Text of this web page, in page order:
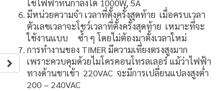
ใช้ไฟฟ้าทนกำลังได้ 1000W, 5A
มีหน่วยความจำ เวลาที่ตั้งครั้งสุดท้าย เมื่อครบเวลา
ตัวเลขเวลาจะโชว์เวลาที่ตั้งครั้งสุดท้าย เหมาะที่จะ
ใช้งานแบบ ซ้ำ ๆ โดยไม่ต้องมาตั้งเวลาใหม่
การทำงานของ TIMER มีความเที่ยงตรงสูงมาก
เพราะควบคุมด้วยไมโครคอนโทรลเลอร์ แม้ว่าไฟฟ้า
ทางด้านขาเข้า 220VAC จะมีการเปลี่ยนแปลงสูงต่ำ
200 – 240VAC